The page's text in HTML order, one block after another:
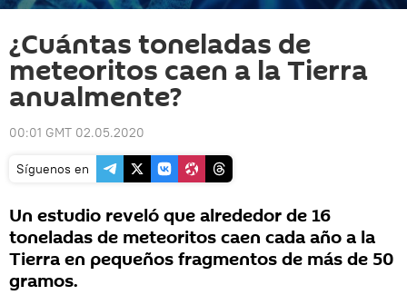
¿Cuántas toneladas de
meteoritos caen a la Tierra
anualmente?
00:01 GMT 02.05.2020
Síguenos en
Un estudio reveló que alrededor de 16
toneladas de meteoritos caen cada año a la
Tierra en pequeños fragmentos de más de 50
gramos.